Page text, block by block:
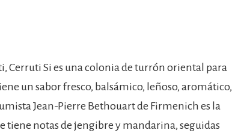
Cerruti Si es una colonia de turrón oriental para
un sabor fresco, balsámico, leñoso, aromático,
Jean-Pierre Bethouart de Firmenich es la
tiene notas de jengibre y mandarina, seguidas